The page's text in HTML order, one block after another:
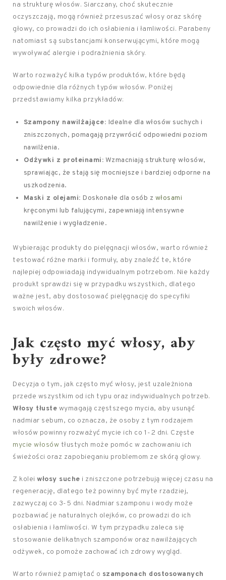
na strukturę włosów. Siarczany, choć skutecznie
oczyszczają, mogą również przesuszać włosy oraz skórę
głowy, co prowadzi do ich osłabienia i łamliwości. Parabeny
natomiast są substancjami konserwującymi, które mogą
wywoływać alergie i podrażnienia skóry.
Warto rozważyć kilka typów produktów, które będą
odpowiednie dla różnych typów włosów. Poniżej
przedstawiamy kilka przykładów:
Szampony nawilżające: Idealne dla włosów suchych i
zniszczonych, pomagają przywrócić odpowiedni poziom
nawilżenia.
Odżywki z proteinami: Wzmacniają strukturę włosów,
sprawiając, że stają się mocniejsze i bardziej odporne na
uszkodzenia.
Maski z olejami: Doskonałe dla osób z włosami
kręconymi lub falującymi, zapewniają intensywne
nawilżenie i wygładzenie.
Wybierając produkty do pielęgnacji włosów, warto również
testować różne marki i formuły, aby znaleźć te, które
najlepiej odpowiadają indywidualnym potrzebom. Nie każdy
produkt sprawdzi się w przypadku wszystkich, dlatego
ważne jest, aby dostosować pielęgnację do specyfiki
swoich włosów.
Jak często myć włosy, aby
były zdrowe?
Decyzja o tym, jak często myć włosy, jest uzależniona
przede wszystkim od ich typu oraz indywidualnych potrzeb.
Włosy tłuste wymagają częstszego mycia, aby usunąć
nadmiar sebum, co oznacza, że osoby z tym rodzajem
włosów powinny rozważyć mycie ich co 1-2 dni. Częste
mycie włosów tłustych może pomóc w zachowaniu ich
świeżości oraz zapobieganiu problemom ze skórą głowy.
Z kolei włosy suche i zniszczone potrzebują więcej czasu na
regenerację, dlatego też powinny być myte rzadziej,
zazwyczaj co 3-5 dni. Nadmiar szamponu i wody może
pozbawiać je naturalnych olejków, co prowadzi do ich
osłabienia i łamliwości. W tym przypadku zaleca się
stosowanie delikatnych szamponów oraz nawilżających
odżywek, co pomoże zachować ich zdrowy wygląd.
Warto również pamiętać o szamponach dostosowanych